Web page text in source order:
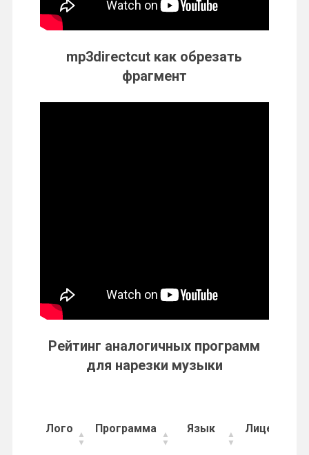
mp3directcut как обрезать
фрагмент
Рейтинг аналогичных программ
для нарезки музыки
Лого Программа Язык Лицензия